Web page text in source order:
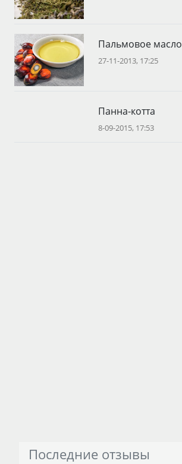
Пальмовое масло
27-11-2013, 17:25
Панна-котта
8-09-2015, 17:53
Последние отзывы